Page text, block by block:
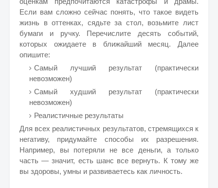
Если вам сложно сейчас понять, что такое видеть
жизнь в оттенках, сядьте за стол, возьмите лист
бумаги и ручку. Перечислите десять событий,
которых ожидаете в ближайший месяц. Далее
опишите:
Самый лучший результат (практически
невозможен)
Самый худший результат (практически
невозможен)
Реалистичные результаты
Для всех реалистичных результатов, стремящихся к
негативу, придумайте способы их разрешения.
Например, вы потеряли не все деньги, а только
часть — значит, есть шанс все вернуть. К тому же
вы здоровы, умны и развиваетесь как личность.